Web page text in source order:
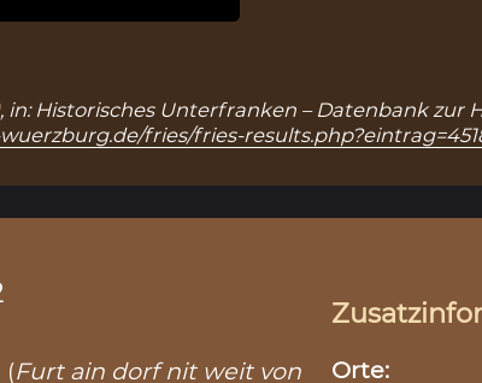
in: Historisches Unterfranken – Datenbank
fries/fries-
(Furt ain dorf nit weit von Orte: